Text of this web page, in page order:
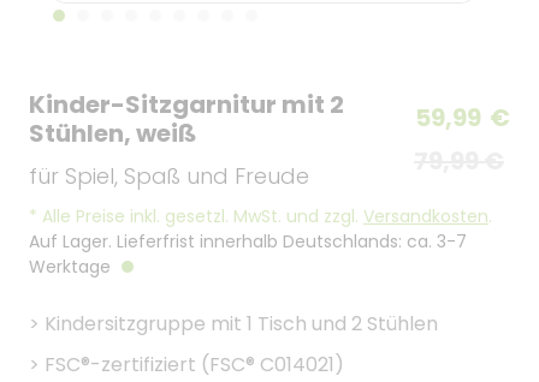
Kinder-Sitzgarnitur mit 2
Stühlen, weiß
für Spiel, Spaß und Freude
59,99 €
* Alle Preise inkl. gesetzl. MwSt. und zzgl. Versandkosten.
Auf Lager. Lieferfrist innerhalb Deutschlands: ca. 3-7
Werktage
> Kindersitzgruppe mit 1 Tisch und 2 Stühlen
> FSC®-zertifiziert (FSC® C014021)